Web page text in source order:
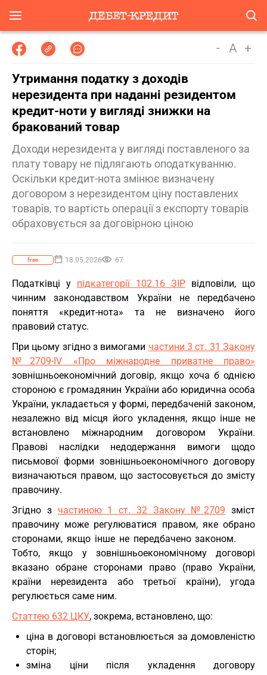
- A +
Утримання податку з доходів
нерезидента при наданні резидентом
кредит-ноти у вигляді знижки на
бракований товар
Доходи нерезидента у вигляді поставленого за
плату товару не підлягають оподаткуванню.
Оскільки кредит-нота змінює визначену
договором з нерезидентом ціну поставлених
товарів, то вартість операції з експорту товарів
обраховується за договірною ціною
free 18.05.2026 67
Податківці у підкатегорії 102.16 ЗІР відповіли, що
чинним законодавством України не передбачено
поняття «кредит-нота» та не визначено його
правовий статус.
При цьому згідно з вимогами частини 3 ст. 31 Закону
№2709-IV «Про міжнародне приватне право»
зовнішньоекономічний договір, якщо хоча б однією
стороною є громадянин України або юридична особа
України, укладається у формі, передбаченій законом,
незалежно від місця його укладення, якщо інше не
встановлено міжнародним договором України.
Правові наслідки недодержання вимоги щодо
письмової форми зовнішньоекономічного договору
визначаються правом, що застосовується до змісту
правочину.
Згідно з частиною 1 ст. 32 Закону №2709 зміст
правочину може регулюватися правом, яке обрано
сторонами, якщо інше не передбачено законом.
Тобто, якщо у зовнішньоекономічному договорі
вказано обране сторонами право (право України,
країни нерезидента або третьої країни), угода
регулюється саме ним.
Статтею 632 ЦКУ, зокрема, встановлено, що:
ціна в договорі встановлюється за домовленістю
сторін;
зміна ціни після укладення договору